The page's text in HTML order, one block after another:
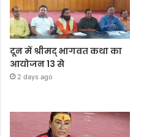
दून में श्रीमद् भागवत कथा का
आयोजन 13 से
2 days ago